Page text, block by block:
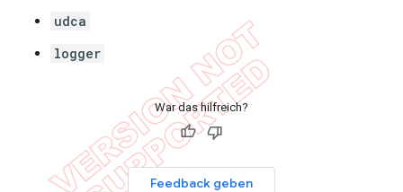
udca
logger
War das hilfreich?
Feedback geben